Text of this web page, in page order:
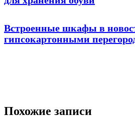
Встроенные шкафы в
гипсокартонными
Похожие записи